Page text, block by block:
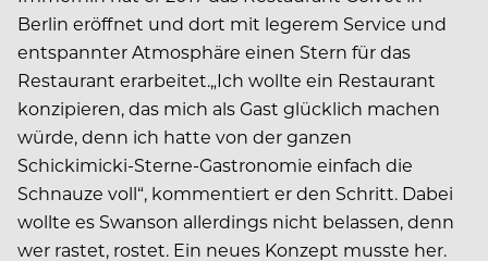
Berlin eröffnet und dort mit legerem Service und
entspannter Atmosphäre einen Stern für das
Restaurant erarbeitet.„Ich wollte ein Restaurant
konzipieren, das mich als Gast glücklich machen
würde, denn ich hatte von der ganzen
Schickimicki-Sterne-Gastronomie einfach die
Schnauze voll“, kommentiert er den Schritt. Dabei
wollte es Swanson allerdings nicht belassen, denn
wer rastet, rostet. Ein neues Konzept musste her.